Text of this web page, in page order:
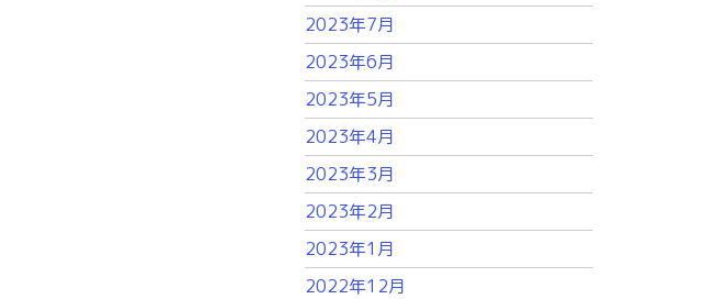
2023年7月
2023年6月
2023年5月
2023年4月
2023年3月
2023年2月
2023年1月
2022年12月